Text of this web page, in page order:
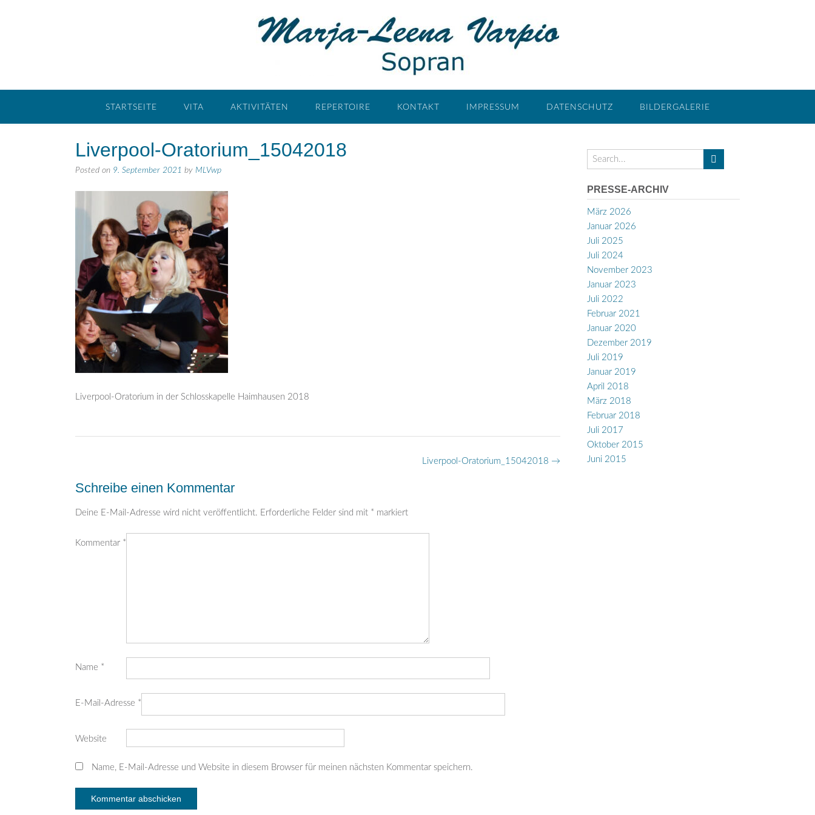
STARTSEITE VITA AKTIVITÄTEN REPERTOIRE KONTAKT IMPRESSUM DATENSCHUTZ BILDERGALERIE
Liverpool-Oratorium_15042018
Posted on 9. September 2021 by MLVwp
Liverpool-Oratorium in der Schlosskapelle Haimhausen 2018
Liverpool-Oratorium_15042018 →
Schreibe einen Kommentar
Deine E-Mail-Adresse wird nicht veröffentlicht. Erforderliche Felder sind mit * markiert
Kommentar *
Name *
E-Mail-Adresse *
Website
Name, E-Mail-Adresse und Website in diesem Browser für meinen nächsten Kommentar speichern.
PRESSE-ARCHIV
März 2026
Januar 2026
Juli 2025
Juli 2024
November 2023
Januar 2023
Juli 2022
Februar 2021
Januar 2020
Dezember 2019
Juli 2019
Januar 2019
April 2018
März 2018
Februar 2018
Juli 2017
Oktober 2015
Juni 2015